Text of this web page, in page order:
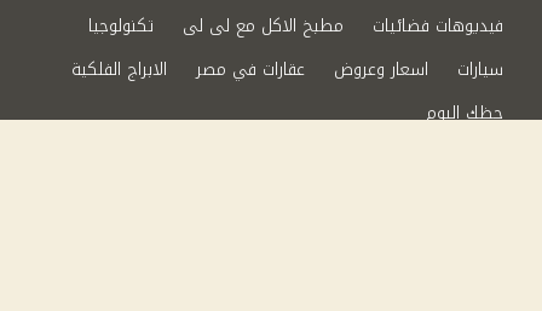
فيديوهات فضائيات
مطبخ الاكل مع لى لى
تكنولوجيا
سيارات
اسعار وعروض عقارات في مصر
الابراج الفلكية
حظك اليوم